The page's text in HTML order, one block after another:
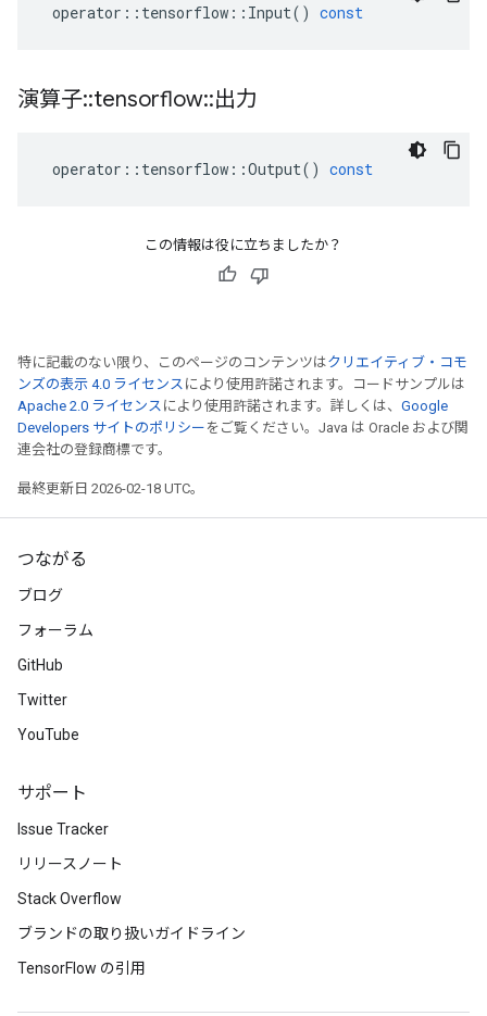
operator :: tensorflow :: Input() const
演算子::tensorflow::出力
operator :: tensorflow ::Output() const
この情報は役に立ちましたか？
特に記載のない限り、このページのコンテンツはクリエイティブ・コモ
ンズの表示 4.0 ライセンス により使用許諾されます。コードサンプルは
Apache 2.0 ライセンス により使用許諾されます。詳しくは、 Google
Developers サイトのポリシー をご覧ください。Java は Oracle および関
連会社の登録商標です。
最終更新日 2026-02-18 UTC。
つながる
ブログ
フォーラム
GitHub
Twitter
YouTube
サポート
Issue Tracker
リリースノート
Stack Overflow
ブランドの取り扱いガイドライン
TensorFlow の引用